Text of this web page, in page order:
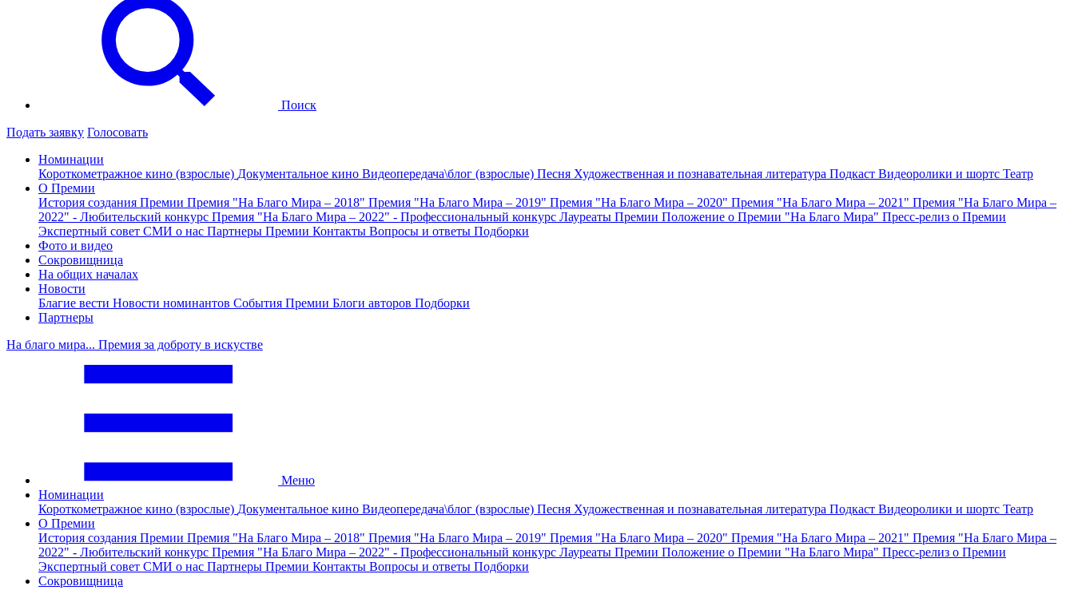
Поиск
Подать заявку Голосовать
Номинации
Короткометражное кино (взрослые) Документальное кино Видеопередача\блог (взрослые) Песня Художественная и познавательная литература Подкаст Видеоролики и шортс Театр
О Премии
История создания Премии Премия "На Благо Мира – 2018" Премия "На Благо Мира – 2019" Премия "На Благо Мира – 2020" Премия "На Благо Мира – 2021" Премия "На Благо Мира –
2022" - Любительский конкурс Премия "На Благо Мира – 2022" - Профессиональный конкурс Лауреаты Премии Положение о Премии "На Благо Мира" Пресс-релиз о Премии
Экспертный совет СМИ о нас Партнеры Премии Контакты Вопросы и ответы Подборки
Фото и видео
Сокровищница
На общих началах
Новости
Благие вести Новости номинантов События Премии Блоги авторов Подборки
Партнеры
На благо мира... Премия за доброту в искустве
Меню
Номинации
Короткометражное кино (взрослые) Документальное кино Видеопередача\блог (взрослые) Песня Художественная и познавательная литература Подкаст Видеоролики и шортс Театр
О Премии
История создания Премии Премия "На Благо Мира – 2018" Премия "На Благо Мира – 2019" Премия "На Благо Мира – 2020" Премия "На Благо Мира – 2021" Премия "На Благо Мира –
2022" - Любительский конкурс Премия "На Благо Мира – 2022" - Профессиональный конкурс Лауреаты Премии Положение о Премии "На Благо Мира" Пресс-релиз о Премии
Экспертный совет СМИ о нас Партнеры Премии Контакты Вопросы и ответы Подборки
Сокровищница